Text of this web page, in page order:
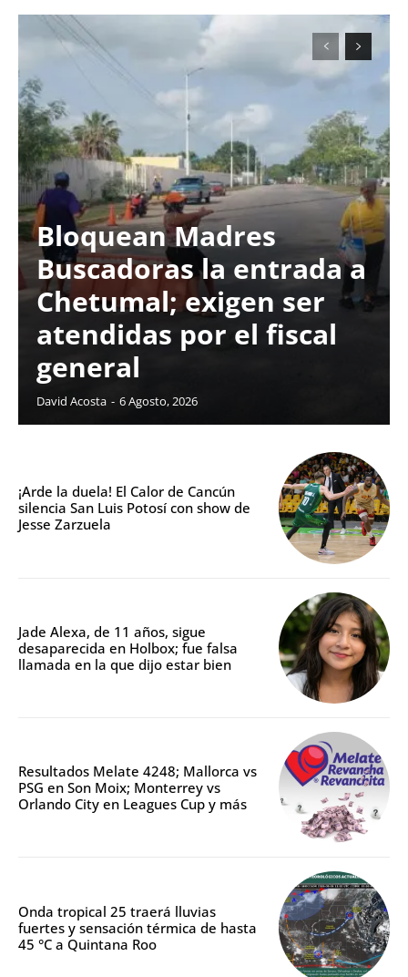
Bloquean Madres
Buscadoras la entrada a
Chetumal; exigen ser
atendidas por el fiscal
general
David Acosta - 6 Agosto, 2026
¡Arde la duela! El Calor de Cancún
silencia San Luis Potosí con show de
Jesse Zarzuela
Jade Alexa, de 11 años, sigue
desaparecida en Holbox; fue falsa
llamada en la que dijo estar bien
Resultados Melate 4248; Mallorca vs
PSG en Son Moix; Monterrey vs
Orlando City en Leagues Cup y más
Onda tropical 25 traerá lluvias
fuertes y sensación térmica de hasta
45 °C a Quintana Roo